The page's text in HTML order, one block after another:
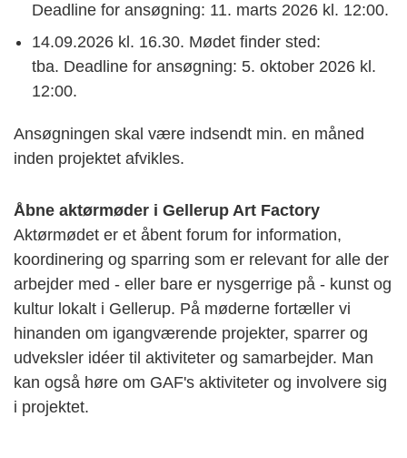
Deadline for ansøgning: 11. marts 2026 kl. 12:00.
14.09.2026 kl. 16.30. Mødet finder sted:
tba. Deadline for ansøgning: 5. oktober 2026 kl.
12:00.
Ansøgningen skal være indsendt min. en måned
inden projektet afvikles.
Åbne aktørmøder i Gellerup Art Factory
Aktørmødet er et åbent forum for information,
koordinering og sparring som er relevant for alle der
arbejder med - eller bare er nysgerrige på - kunst og
kultur lokalt i Gellerup. På møderne fortæller vi
hinanden om igangværende projekter, sparrer og
udveksler idéer til aktiviteter og samarbejder. Man
kan også høre om GAF's aktiviteter og involvere sig
i projektet.